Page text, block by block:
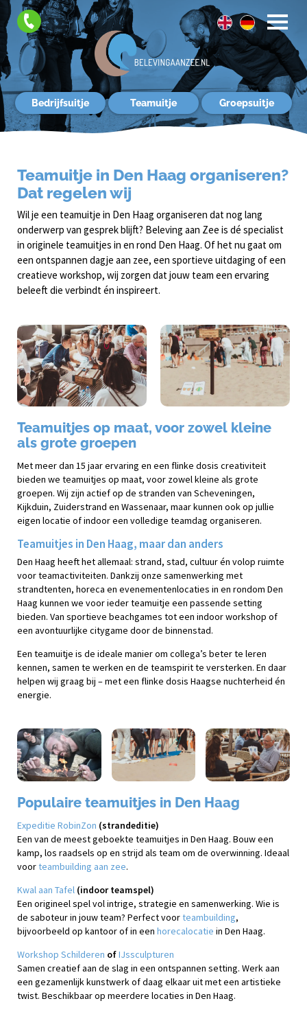
Bedrijfsuitje Teamuitje Groepsuitje
Contact
Teamuitje in Den Haag organiseren?
Dat regelen wij
Wil je een teamuitje in Den Haag organiseren dat nog lang
onderwerp van gesprek blijft? Beleving aan Zee is dé specialist
in originele teamuitjes in en rond Den Haag. Of het nu gaat om
een ontspannen dagje aan zee, een sportieve uitdaging of een
creatieve workshop, wij zorgen dat jouw team een ervaring
beleeft die verbindt én inspireert.
Teamuitjes op maat, voor zowel kleine
als grote groepen
Met meer dan 15 jaar ervaring en een flinke dosis creativiteit
bieden we teamuitjes op maat, voor zowel kleine als grote
groepen. Wij zijn actief op de stranden van Scheveningen,
Kijkduin, Zuiderstrand en Wassenaar, maar kunnen ook op jullie
eigen locatie of indoor een volledige teamdag organiseren.
Teamuitjes in Den Haag, maar dan anders
Den Haag heeft het allemaal: strand, stad, cultuur én volop ruimte
voor teamactiviteiten. Dankzij onze samenwerking met
strandtenten, horeca en evenementenlocaties in en rondom Den
Haag kunnen we voor ieder teamuitje een passende setting
bieden. Van sportieve beachgames tot een indoor workshop of
een avontuurlijke citygame door de binnenstad.
Een teamuitje is de ideale manier om collega’s beter te leren
kennen, samen te werken en de teamspirit te versterken. En daar
helpen wij graag bij – met een flinke dosis Haagse nuchterheid én
energie.
Populaire teamuitjes in Den Haag
Expeditie RobinZon (strandeditie)
Een van de meest geboekte teamuitjes in Den Haag. Bouw een
kamp, los raadsels op en strijd als team om de overwinning. Ideaal
voorteambuilding aan zee.
Kwal aan Tafel (indoor teamspel)
Een origineel spel vol intrige, strategie en samenwerking. Wie is
de saboteur in jouw team? Perfect voorteambuilding,
bijvoorbeeld op kantoor of in een horecalocatie in Den Haag.
Workshop Schilderen ofIJssculpturen
Samen creatief aan de slag in een ontspannen setting. Werk aan
een gezamenlijk kunstwerk of daag elkaar uit met een artistieke
twist. Beschikbaar op meerdere locaties in Den Haag.